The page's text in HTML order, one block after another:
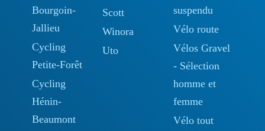
Bourgoin-
Jallieu
Cycling
Petite-Forêt
Cycling
Hénin-
Beaumont
Scott
Winora
Uto
suspendu
Vélo route
Vélos Gravel
- Sélection
homme et
femme
Vélo tout